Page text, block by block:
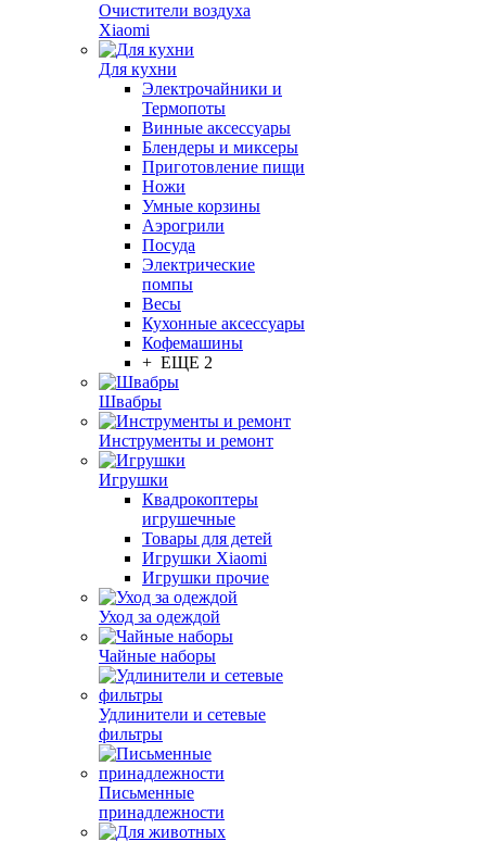
Очистители воздуха
Xiaomi
Для кухни
Электрочайники и
Термопоты
Винные аксессуары
Блендеры и миксеры
Приготовление пищи
Ножи
Умные корзины
Аэрогрили
Посуда
Электрические
помпы
Весы
Кухонные аксессуары
Кофемашины
+ ЕЩЕ 2
Швабры
Инструменты и ремонт
Игрушки
Квадрокоптеры
игрушечные
Товары для детей
Игрушки Xiaomi
Игрушки прочие
Уход за одеждой
Чайные наборы
Удлинители и сетевые
фильтры
Письменные
принадлежности